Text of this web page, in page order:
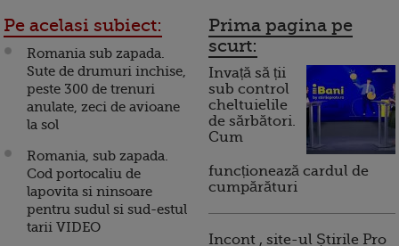
Pe acelasi subiect:
Romania sub zapada.
Sute de drumuri inchise,
peste 300 de trenuri
anulate, zeci de avioane
la sol
Romania, sub zapada.
Cod portocaliu de
lapovita si ninsoare
pentru sudul si sud-estul
tarii VIDEO
Prima pagina pe
scurt:
Invață să ții
sub control
cheltuielile
de sărbători.
Cum
funcționează cardul de
cumpărături
Incont , site-ul Știrile Pro